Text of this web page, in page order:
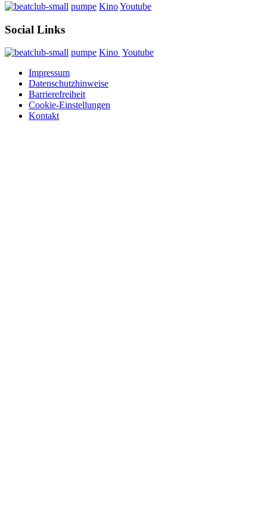
pumpe KinoYoutube
Social Links
pumpe Kino Youtube
Impressum
Datenschutzhinweise
Barrierefreiheit
Cookie-Einstellungen
Kontakt